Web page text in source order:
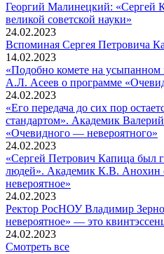
Георгий Малинецкий: «Сергей
великой советской науки»
24.02.2023
Вспоминaя Сергея Петровича
14.02.2023
«Подобно комете на усыпанном
А.Л. Асеев о программе
24.02.2023
«Его передача до сих пор
стандартом». Академик
«Очевидного — невероятного»
24.02.2023
«Сергей Петрович Капица был
людей». Академик К.В. Анохин
невероятное»
24.02.2023
Ректор РосНОУ Владимир
невероятное» — это
24.02.2023
Смотреть все